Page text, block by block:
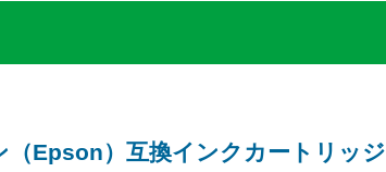
Epson）互換インクカートリッジ